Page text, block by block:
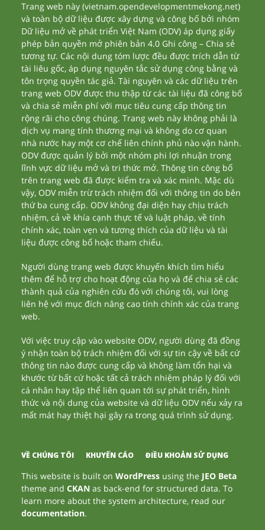
Trang web này (vietnam.opendevelopmentmekong.net)
và toàn bộ dữ liệu được xây dựng và công bố bởi nhóm
Dữ liệu mở về phát triển Việt Nam (ODV) áp dụng giấy
phép bản quyền mở phiên bản 4.0 Ghi công – Chia sẻ
tương tự. Các nội dung tóm lược đều được trích dẫn từ
tài liêu gốc, áp dụng nguyên tắc sử dụng công bằng và
tôn trọng quyền tác giả. Tài nguyên và các dữ liệu trên
trang web ODV được thu thập từ các tài liệu đã công bố
và chia sẻ miễn phí với mục tiêu cung cấp thông tin
rộng rãi cho công chúng. Trang web này không phải là
dịch vụ mang tính thương mại và không do cơ quan
nhà nước hay một cơ chế liên chính phủ nào vận hành.
ODV được quản lý bởi một nhóm phi lợi nhuận trong
lĩnh vực dữ liệu mở và tri thức mở. Thông tin công bố
trên trang web đã được kiểm tra và xác minh. Mặc dù
vậy, ODV miễn trừ trách nhiệm đối với thông tin do bên
thứ ba cung cấp. ODV không đại diện hay chịu trách
nhiệm, cả về khía cạnh thực tế và luật pháp, về tính
chính xác, toàn vẹn và tương thích của dữ liệu và tài
liệu được công bố hoặc tham chiếu.
Người dùng trang web được khuyến khích tìm hiểu
thêm để hỗ trợ cho hoạt động của họ và để chia sẻ các
thành quả của nghiên cứu đó với chúng tôi, vui lòng
liên hệ với mục đích nâng cao tính chính xác của trang
web.
Với việc truy cập vào website ODV, người dùng đã đồng
ý nhận toàn bộ trách nhiệm đối với sự tin cậy về bất cứ
thông tin nào được cung cấp và không làm tổn hại và
khước từ bất cứ hoặc tất cả trách nhiệm pháp lý đối với
cá nhân hay tập thể liên quan tới sự phát triển, hình
thức và nội dung của website và dữ liệu ODV nếu xảy ra
mất mát hay thiệt hại gây ra trong quá trình sử dụng.
VỀ CHÚNG TÔI KHUYẾN CÁO ĐIỀU KHOẢN SỬ DỤNG
This website is built onWordPress using the JEO Beta
theme andCKAN as back-end for structured data. To
learn more about the system architecture, read our
documentation.